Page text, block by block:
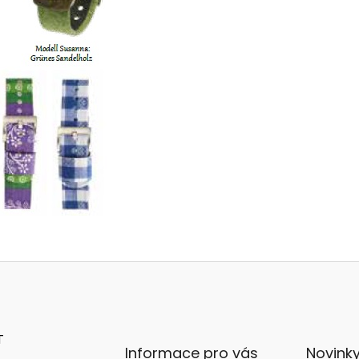
Informace pro vás